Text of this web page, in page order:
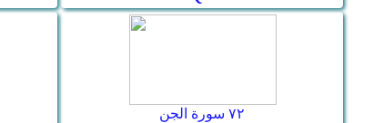
٧٢ سورة الجن